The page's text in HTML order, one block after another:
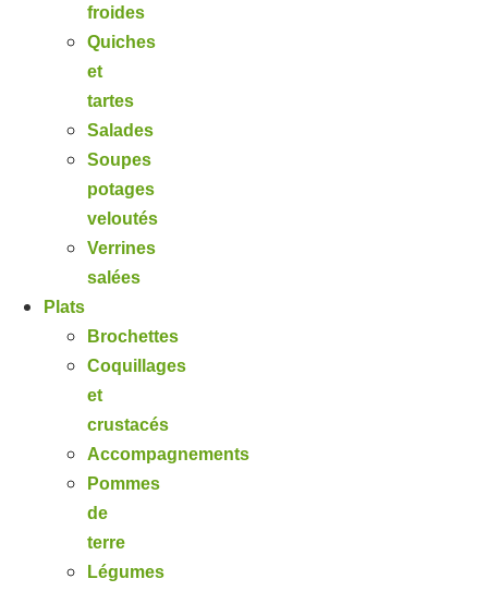
froides
Quiches
et
tartes
Salades
Soupes
potages
veloutés
Verrines
salées
Plats
Brochettes
Coquillages
et
crustacés
Accompagnements
Pommes
de
terre
Légumes